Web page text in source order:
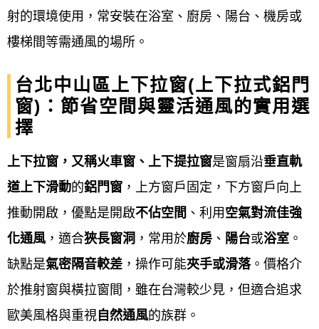
透過電話、LINE 或線上表單與廠商聯繫，說
明需求、期望風格和預算，進行初步了解。
現場丈量與勘查：
由專業人員到現場進行精確丈量，確認開口
尺寸、牆面狀況、樓層運輸動線等，並提供
專業建議。
詳細規劃與簽約報價：
根據丈量結果，提供詳細的報價單與施工規
射的環境使用，常安裝在浴室、廚房、陽台、機房或
樓梯間等需通風的場所。
台北中山區上下拉窗(上下拉式鋁門
窗)：節省空間與靈活通風的實用選
擇
上下拉窗，又稱火車窗、上下提拉窗是窗扇沿垂直軌
道上下滑動的鋁門窗 ，上方窗戶固定，下方窗戶向上
推動開啟，優點是開啟不佔空間 、利用 空氣對流佳強
化通風 ，適合狹長窗洞 ，常用於廚房 、 陽台或浴室 。
缺點是氣密隔音較差 ，操作可能夾手或滑落。價格介
於推射窗與橫拉窗間，雖在台灣較少見，但適合追求
歐美風格與重視 自然通風的族群。